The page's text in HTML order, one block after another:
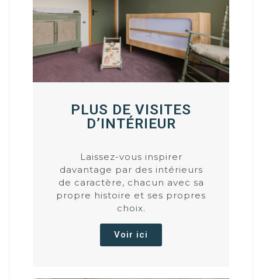
PLUS DE VISITES
D’INTÉRIEUR
Laissez-vous inspirer
davantage par des intérieurs
de caractère, chacun avec sa
propre histoire et ses propres
choix.
Voir ici